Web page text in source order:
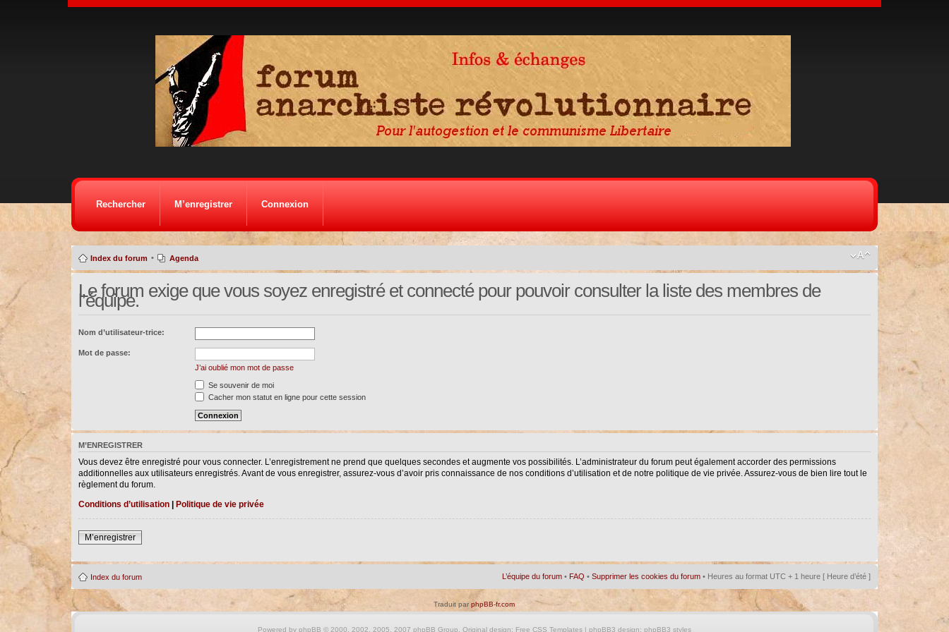
Rechercher M’enregistrer Connexion
Index du forum • Agenda
Le forum exige que vous soyez enregistré et connecté pour pouvoir consulter la liste des membres de
l’équipe.
Nom d’utilisateur-trice:
Mot de passe:
J’ai oublié mon mot de passe
Se souvenir de moi
Cacher mon statut en ligne pour cette session
M’ENREGISTRER
Vous devez être enregistré pour vous connecter. L’enregistrement ne prend que quelques secondes et augmente vos possibilités. L’administrateur du forum peut également accorder des permissions
additionnelles aux utilisateurs enregistrés. Avant de vous enregistrer, assurez-vous d’avoir pris connaissance de nos conditions d’utilisation et de notre politique de vie privée. Assurez-vous de bien lire tout le
règlement du forum.
Conditions d’utilisation| Politique de vie privée
M’enregistrer
Index du forum L’équipe du forum • FAQ •Supprimer les cookies du forum • Heures au format UTC + 1 heure [ Heure d’été ]
Traduit parphpBB-fr.com
Powered by phpBB © 2000, 2002, 2005, 2007 phpBB Group. Original design: Free CSS Templates| phpBB3 design: phpBB3 styles